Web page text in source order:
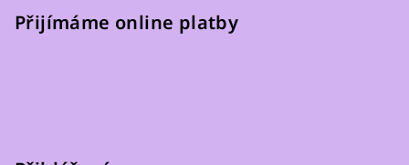
Přijímáme online platby